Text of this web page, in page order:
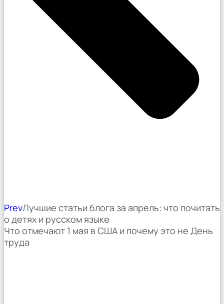
PrevЛучшие статьи блога за апрель: что почитать
о детях и русском языке
Что отмечают 1 мая в США и почему это не День
труда